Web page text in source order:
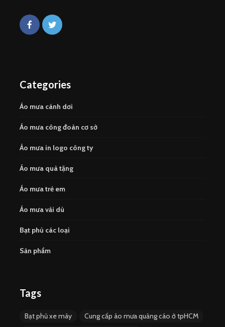
Categories
Áo mưa cánh dơi
Áo mưa công đoàn cơ sở
Áo mưa in logo công ty
Áo mưa quà tặng
Áo mưa trẻ em
Áo mưa vải dù
Bạt phủ các loại
Sản phẩm
Tags
Bạt phủ xe máy
Cung cấp áo mưa quảng cáo ở tpHCM